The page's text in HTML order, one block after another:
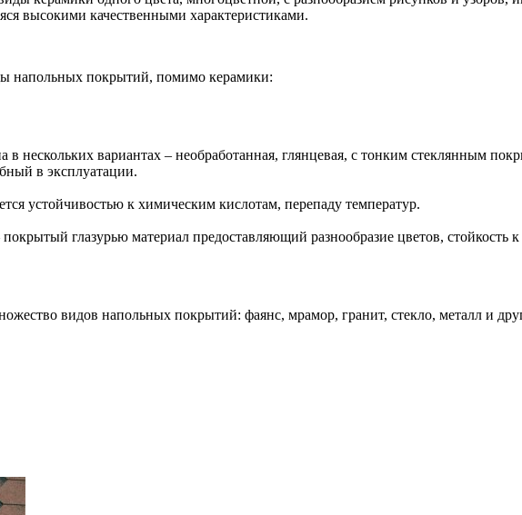
высокими качественными характеристиками.
напольных покрытий, помимо керамики:
в нескольких вариантах – необработанная, глянцевая, с тонким стеклянным
в эксплуатации.
устойчивостью к химическим кислотам, перепаду температур.
глазурью материал предоставляющий разнообразие цветов, стойкость
видов напольных покрытий: фаянс, мрамор, гранит, стекло, металл и